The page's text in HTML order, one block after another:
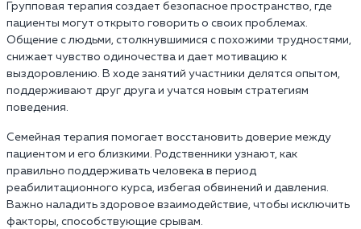
Групповая терапия создает безопасное пространство, где
пациенты могут открыто говорить о своих проблемах.
Общение с людьми, столкнувшимися с похожими трудностями,
снижает чувство одиночества и дает мотивацию к
выздоровлению. В ходе занятий участники делятся опытом,
поддерживают друг друга и учатся новым стратегиям
поведения.
Семейная терапия помогает восстановить доверие между
пациентом и его близкими. Родственники узнают, как
правильно поддерживать человека в период
реабилитационного курса, избегая обвинений и давления.
Важно наладить здоровое взаимодействие, чтобы исключить
факторы, способствующие срывам.